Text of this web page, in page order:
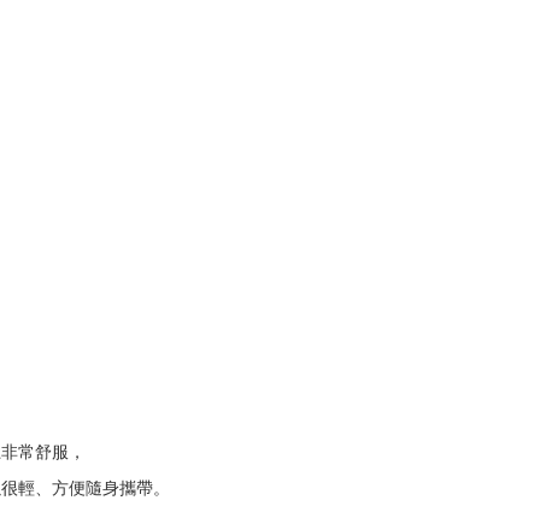
常舒服，
輕、方便隨身攜帶。